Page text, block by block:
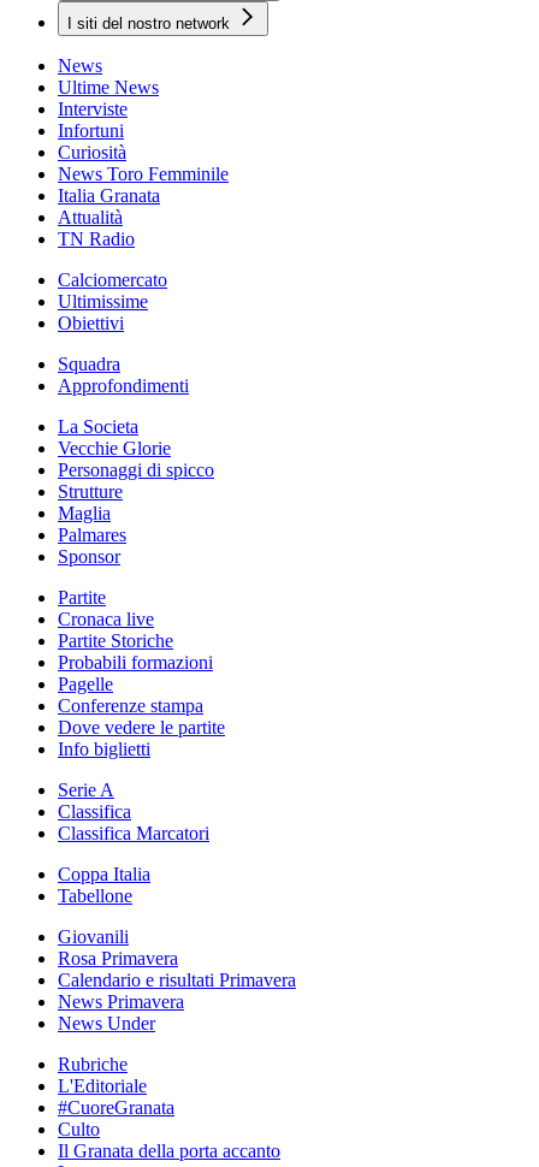
I siti del nostro network
News
Ultime News
Interviste
Infortuni
Curiosità
News Toro Femminile
Italia Granata
Attualità
TN Radio
Calciomercato
Ultimissime
Obiettivi
Squadra
Approfondimenti
La Societa
Vecchie Glorie
Personaggi di spicco
Strutture
Maglia
Palmares
Sponsor
Partite
Cronaca live
Partite Storiche
Probabili formazioni
Pagelle
Conferenze stampa
Dove vedere le partite
Info biglietti
Serie A
Classifica
Classifica Marcatori
Coppa Italia
Tabellone
Giovanili
Rosa Primavera
Calendario e risultati Primavera
News Primavera
News Under
Rubriche
L'Editoriale
#CuoreGranata
Culto
Il Granata della porta accanto